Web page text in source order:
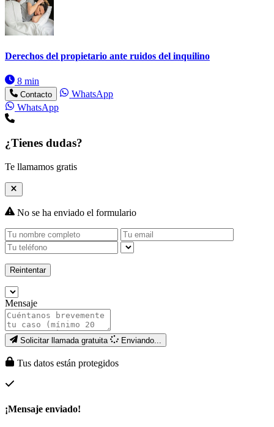
Derechos del propietario ante ruidos del inquilino
8 min
Contacto
WhatsApp
WhatsApp
¿Tienes dudas?
Te llamamos gratis
No se ha enviado el formulario
Reintentar
Mensaje
Solicitar llamada gratuita Enviando...
Tus datos están protegidos
¡Mensaje enviado!